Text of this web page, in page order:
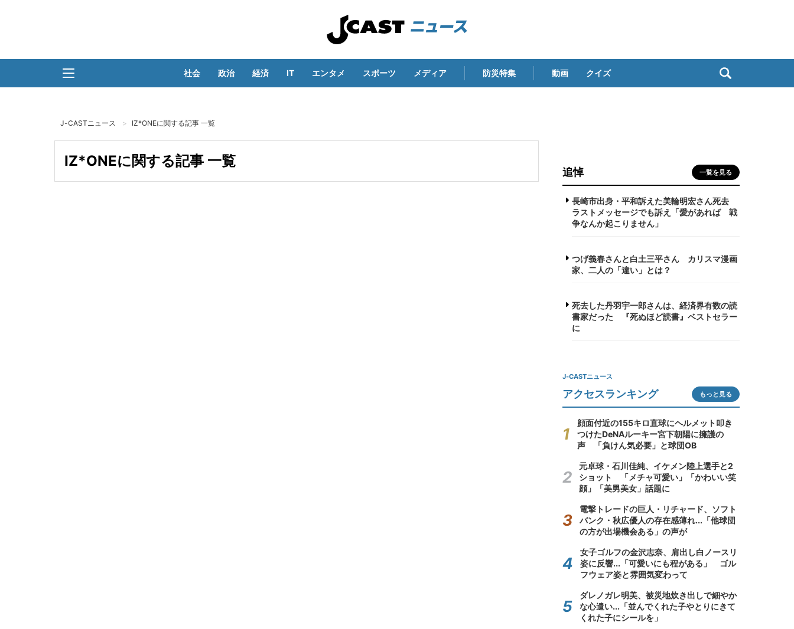
社会 政治 経済 IT エンタメ スポーツ メディア 防災特集 動画 クイズ
J-CASTニュース IZ*ONEに関する記事 一覧
IZ*ONEに関する記事 一覧
追悼 一覧を見る
長崎市出身・平和訴えた美輪明宏さん死去
ラストメッセージでも訴え「愛があれば 戦
争なんか起こりません」
つげ義春さんと白土三平さん カリスマ漫画
家、二人の「違い」とは？
死去した丹羽宇一郎さんは、経済界有数の読
書家だった 『死ぬほど読書』ベストセラー
に
J-CASTニュース
アクセスランキング もっと見る
顔面付近の155キロ直球にヘルメット叩き
つけたDeNAルーキー宮下朝陽に擁護の
声 「負けん気必要」と球団OB
元卓球・石川佳純、イケメン陸上選手と2
ショット 「メチャ可愛い」「かわいい笑
顔」「美男美女」話題に
電撃トレードの巨人・リチャード、ソフト
バンク・秋広優人の存在感薄れ...「他球団
の方が出場機会ある」の声が
女子ゴルフの金沢志奈、肩出し白ノースリ
姿に反響...「可愛いにも程がある」 ゴル
フウェア姿と雰囲気変わって
ダレノガレ明美、被災地炊き出しで細やか
な心遣い...「並んでくれた子やとりにきて
くれた子にシールを」